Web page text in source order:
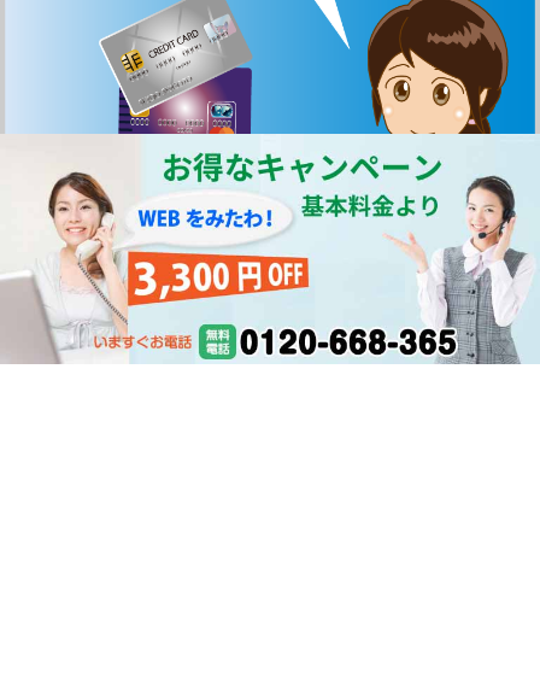
北海道の水漏れ ほっかいどう水道仕事人 サービス内容